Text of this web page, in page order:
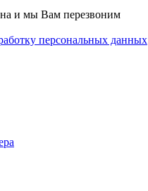
и мы Вам перезвоним
персональных данных